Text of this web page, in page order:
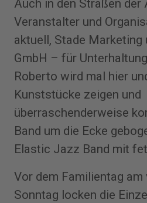
Auch in den Straßen der
Veranstalter und
aktuell, Stade Marketing
GmbH – für
Roberto wird mal hier
Kunststücke zeigen und
überraschenderweise
Band um die Ecke
Elastic Jazz Band mit
Vor dem Familientag
Sonntag locken die